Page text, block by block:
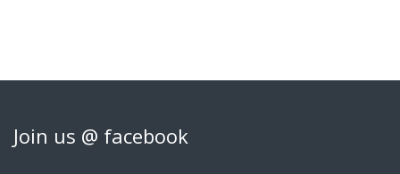
Join us @ facebook